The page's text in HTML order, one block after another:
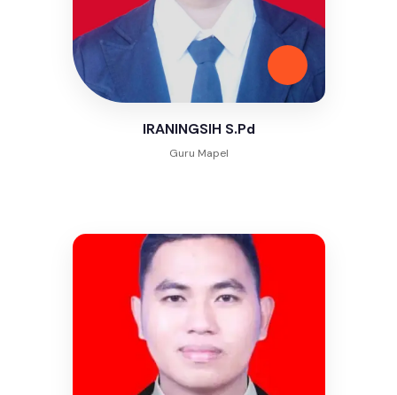
IRANINGSIH S.Pd
Guru Mapel